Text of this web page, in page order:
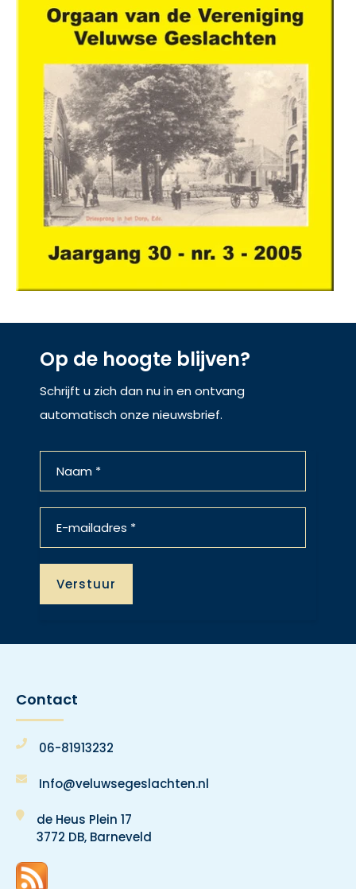
Op de hoogte blijven?
Schrijft u zich dan nu in en ontvang
automatisch onze nieuwsbrief.
Contact
06-81913232
Info@veluwsegeslachten.nl
de Heus Plein 17
3772 DB, Barneveld